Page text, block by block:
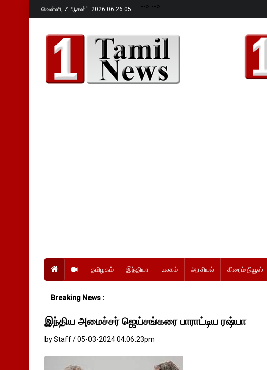
வெள்ளி, 7 ஆகஸ்ட் 2026 06:26:06 --> -->
தமிழகம் இந்தியா உலகம் அரசியல் கிரைம் நியூஸ்
Breaking News :
இந்திய அமைச்சர் ஜெய்சங்கரை பாராட்டிய ரஷ்யா
by Staff / 05-03-2024 04:06:23pm